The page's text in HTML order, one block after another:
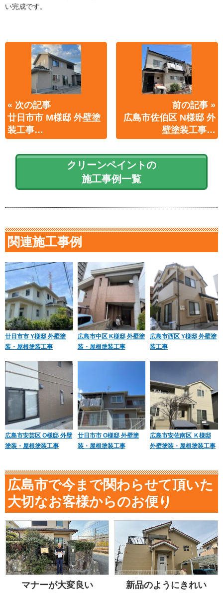
い完成です。
« 次の記事
廿日市市 M様邸 外壁塗
装工事…
前の記事 »
広島市佐伯区 N様邸 外
壁塗装工事…
クリーンペイントの
施工事例一覧
関連施工事例
廿日市市 Y様邸 外壁塗
装・屋根塗装工事
広島市中区 K様邸 外壁塗
装・屋根塗装工事
広島市西区 Y様邸 外壁塗
装工事
広島市安芸区 O様邸 外壁
塗装・屋根塗装工事
廿日市市 O様邸 外壁塗
装・屋根塗装工事
広島市安佐南区 Ｋ様邸
外壁塗装・屋根塗装工事
広島市で今まで関わらせて頂いた
大切なお客様からのお便り
マナーが大変良い 新品のようにきれい